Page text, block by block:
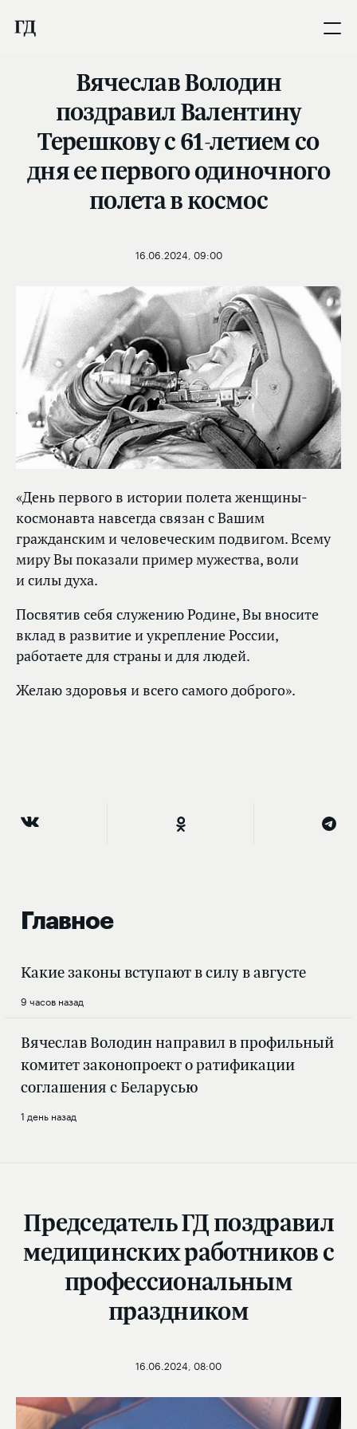
Вячеслав Володин
поздравил Валентину
Терешкову с 61-летием со
дня ее первого одиночного
полета в космос
16.06.2024, 09:00
«День первого в истории полета женщины-
космонавта навсегда связан с Вашим
гражданским и человеческим подвигом. Всему
миру Вы показали пример мужества, воли
и силы духа.
Посвятив себя служению Родине, Вы вносите
вклад в развитие и укрепление России,
работаете для страны и для людей.
Желаю здоровья и всего самого доброго».
Главное
Какие законы вступают в силу в августе
9 часов назад
Вячеслав Володин направил в профильный
комитет законопроект о ратификации
соглашения с Беларусью
1 день назад
Председатель ГД поздравил
медицинских работников с
профессиональным
праздником
16.06.2024, 08:00